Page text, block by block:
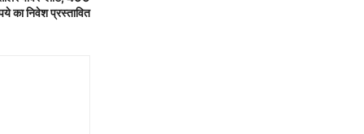
का निवेश प्रस्तावित